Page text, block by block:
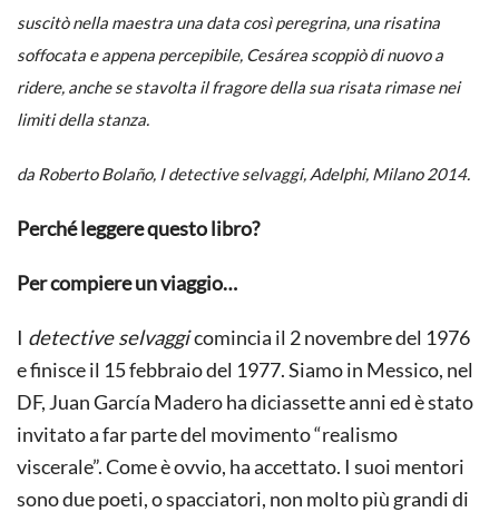
suscitò nella maestra una data così peregrina, una risatina
soffocata e appena percepibile, Cesárea scoppiò di nuovo a
ridere, anche se stavolta il fragore della sua risata rimase nei
limiti della stanza.
da Roberto Bolaño, I detective selvaggi, Adelphi, Milano 2014.
Perché leggere questo libro?
Per compiere un viaggio…
I detective selvaggicomincia il 2 novembre del 1976
e finisce il 15 febbraio del 1977. Siamo in Messico, nel
DF, Juan García Madero ha diciassette anni ed è stato
invitato a far parte del movimento “realismo
viscerale”. Come è ovvio, ha accettato. I suoi mentori
sono due poeti, o spacciatori, non molto più grandi di